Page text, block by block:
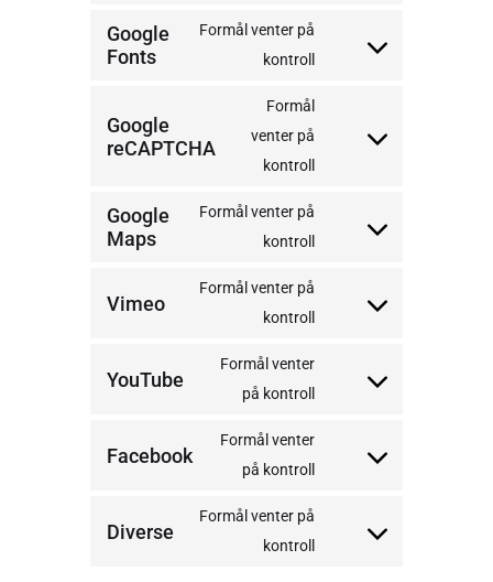
Google
Fonts
Formål venter på
kontroll
Google
reCAPTCHA
Formål
venter på
kontroll
Google
Maps
Formål venter på
kontroll
Vimeo
Formål venter på
kontroll
YouTube
Formål venter
på kontroll
Facebook
Formål venter
på kontroll
Diverse
Formål venter på
kontroll